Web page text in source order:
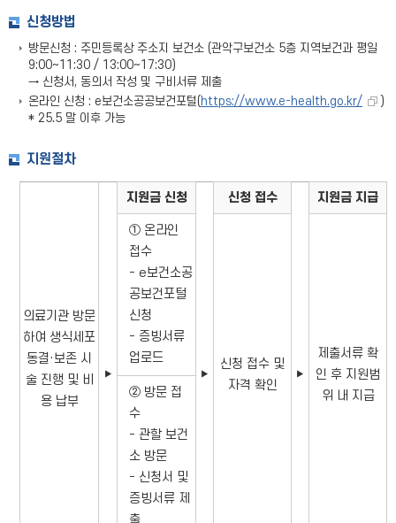
신청방법
방문신청 : 주민등록상 주소지 보건소 (관악구보건소 5층 지역보건과 평일
9:00~11:30 / 13:00~17:30)
→ 신청서, 동의서 작성 및 구비서류 제출
온라인 신청 : e보건소공공보건포털( https://www.e-health.go.kr/
)
* 25.5 말 이후 가능
지원절차
의료기관 방문
하여 생식세포
동결·보존 시
술 진행 및 비
용 납부
지원금 신청 신청 접수 지원금 지급
▶
① 온라인
접수
- e보건소공
공보건포털
신청
- 증빙서류
업로드
▶
신청 접수 및
자격 확인
▶
제출서류 확
인 후 지원범
위 내 지급
② 방문 접
수
- 관할 보건
소 방문
- 신청서 및
증빙서류 제
출